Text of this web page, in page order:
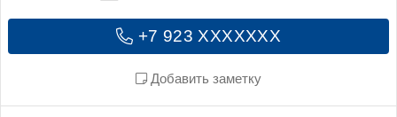
+7 923 XXXXXXX
Добавить заметку